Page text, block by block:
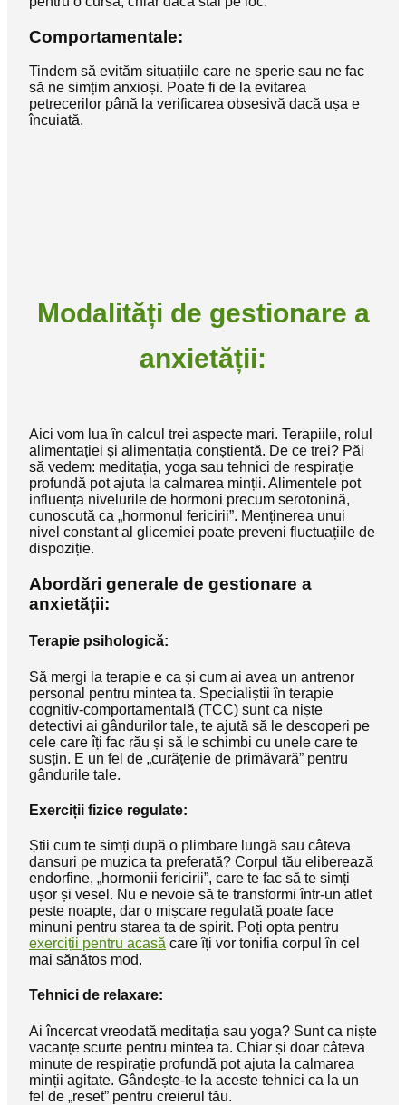
Comportamentale:
Tindem să evităm situațiile care ne sperie sau ne fac
să ne simțim anxioși. Poate fi de la evitarea
petrecerilor până la verificarea obsesivă dacă ușa e
încuiată.
Modalități de gestionare a
anxietății:
Aici vom lua în calcul trei aspecte mari. Terapiile, rolul
alimentației și alimentația conștientă. De ce trei? Păi
să vedem: meditația, yoga sau tehnici de respirație
profundă pot ajuta la calmarea minții. Alimentele pot
influența nivelurile de hormoni precum serotonină,
cunoscută ca „hormonul fericirii”. Menținerea unui
nivel constant al glicemiei poate preveni fluctuațiile de
dispoziție.
Abordări generale de gestionare a
anxietății:
Terapie psihologică:
Să mergi la terapie e ca și cum ai avea un antrenor
personal pentru mintea ta. Specialiștii în terapie
cognitiv-comportamentală (TCC) sunt ca niște
detectivi ai gândurilor tale, te ajută să le descoperi pe
cele care îți fac rău și să le schimbi cu unele care te
susțin. E un fel de „curățenie de primăvară” pentru
gândurile tale.
Exerciții fizice regulate:
Știi cum te simți după o plimbare lungă sau câteva
dansuri pe muzica ta preferată? Corpul tău eliberează
endorfine, „hormonii fericirii”, care te fac să te simți
ușor și vesel. Nu e nevoie să te transformi într-un atlet
peste noapte, dar o mișcare regulată poate face
minuni pentru starea ta de spirit. Poți opta pentru
exerciții pentru acasă care îți vor tonifia corpul în cel
mai sănătos mod.
Tehnici de relaxare:
Ai încercat vreodată meditația sau yoga? Sunt ca niște
vacanțe scurte pentru mintea ta. Chiar și doar câteva
minute de respirație profundă pot ajuta la calmarea
minții agitate. Gândește-te la aceste tehnici ca la un
fel de „reset” pentru creierul tău.